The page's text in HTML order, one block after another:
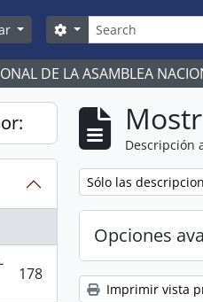
Búsqueda
Search options
DE LA ASAMBLEA
178
Descripción
Remove filter:
Sólo las
Opciones
Imprimir vista